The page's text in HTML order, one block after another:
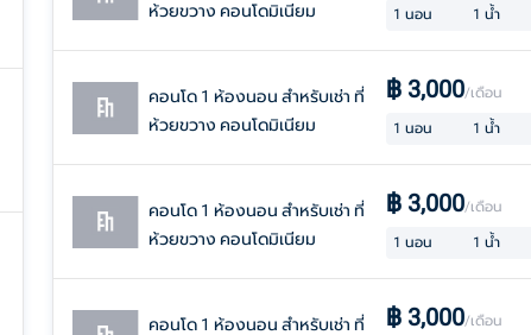
ห้วยขวาง คอนโดมิเนียม
1 นอน 1 น้ำ
คอนโด 1 ห้องนอน สำหรับเช่า ที่
ห้วยขวาง คอนโดมิเนียม
฿ 3,000/เดือน
1 นอน 1 น้ำ
คอนโด 1 ห้องนอน สำหรับเช่า ที่
ห้วยขวาง คอนโดมิเนียม
฿ 3,000/เดือน
1 นอน 1 น้ำ
คอนโด 1 ห้องนอน สำหรับเช่า ที่
฿ 3,000/เดือน